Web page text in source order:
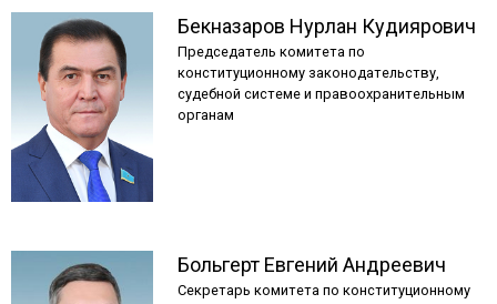
Бекназаров Нурлан Кудиярович
Председатель комитета по
конституционному законодательству,
судебной системе и правоохранительным
органам
Больгерт Евгений Андреевич
Секретарь комитета по конституционному